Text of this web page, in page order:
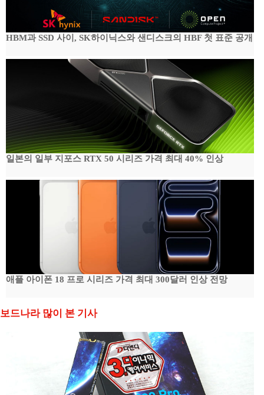
HBM과 SSD 사이, SK하이닉스와 샌디스크의 HBF 첫 표준 공개
일본의 일부 지포스 RTX 50 시리즈 가격 최대 40% 인상
애플 아이폰 18 프로 시리즈 가격 최대 300달러 인상 전망
보드나라 많이 본 기사